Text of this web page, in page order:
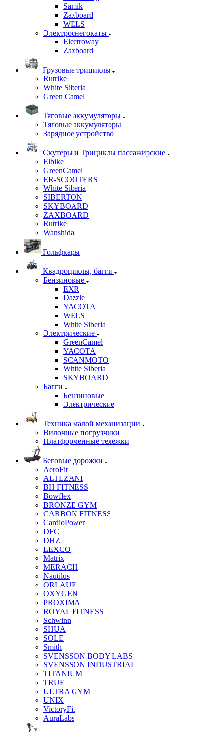
Samik
Zaxboard
WELS
Электроснегокаты
Electroway
Zaxboard
Грузовые трициклы
Rutrike
White Siberia
Green Camel
Тяговые аккумуляторы
Тяговые аккумуляторы
Зарядное устройство
Скутеры и Трициклы пассажирские
Elbike
GreenCamel
ER-SCOOTERS
White Siberia
SIBERTON
SKYBOARD
ZAXBOARD
Rutrike
Wanshida
Гольфкары
Квадроциклы, багги
Бензиновые
EXR
Dazzle
YACOTA
WELS
White Siberia
Электрические
GreenCamel
YACOTA
SCANMOTO
White Siberia
SKYBOARD
Багги
Бензиновые
Электрические
Техника малой механизации
Вилочные погрузчики
Платформенные тележки
Беговые дорожки
AeroFit
ALTEZANI
BH FITNESS
Bowflex
BRONZE GYM
CARBON FITNESS
CardioPower
DFC
DHZ
LEXCO
Matrix
MERACH
Nautilus
ORLAUF
OXYGEN
PROXIMA
ROYAL FITNESS
Schwinn
SHUA
SOLE
Smith
SVENSSON BODY LABS
SVENSSON INDUSTRIAL
TITANIUM
TRUE
ULTRA GYM
UNIX
VictoryFit
AuraLabs